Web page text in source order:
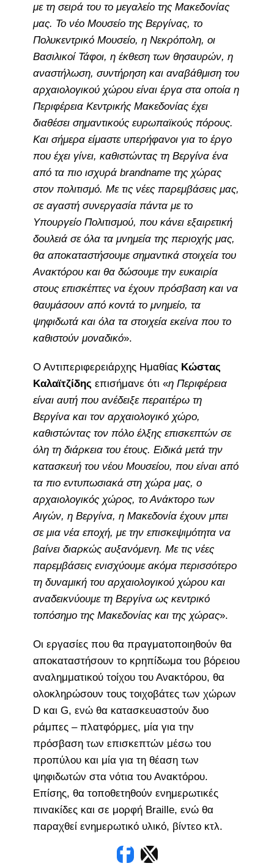
με τη σειρά του το μεγαλείο της Μακεδονίας
μας. Το νέο Μουσείο της Βεργίνας, το
Πολυκεντρικό Μουσείο, η Νεκρόπολη, οι
Βασιλικοί Τάφοι, η έκθεση των θησαυρών, η
αναστήλωση, συντήρηση και αναβάθμιση του
αρχαιολογικού χώρου είναι έργα στα οποία η
Περιφέρεια Κεντρικής Μακεδονίας έχει
διαθέσει σημαντικούς ευρωπαϊκούς πόρους.
Και σήμερα είμαστε υπερήφανοι για το έργο
που έχει γίνει, καθιστώντας τη Βεργίνα ένα
από τα πιο ισχυρά brandname της χώρας
στον πολιτισμό. Με τις νέες παρεμβάσεις μας,
σε αγαστή συνεργασία πάντα με το
Υπουργείο Πολιτισμού, που κάνει εξαιρετική
δουλειά σε όλα τα μνημεία της περιοχής μας,
θα αποκαταστήσουμε σημαντικά στοιχεία του
Ανακτόρου και θα δώσουμε την ευκαιρία
στους επισκέπτες να έχουν πρόσβαση και να
θαυμάσουν από κοντά το μνημείο, τα
ψηφιδωτά και όλα τα στοιχεία εκείνα που το
καθιστούν μοναδικό».
Ο Αντιπεριφερειάρχης Ημαθίας Κώστας
Καλαϊτζίδης επισήμανε ότι «η Περιφέρεια
είναι αυτή που ανέδειξε περαιτέρω τη
Βεργίνα και τον αρχαιολογικό χώρο,
καθιστώντας τον πόλο έλξης επισκεπτών σε
όλη τη διάρκεια του έτους. Ειδικά μετά την
κατασκευή του νέου Μουσείου, που είναι από
τα πιο εντυπωσιακά στη χώρα μας, ο
αρχαιολογικός χώρος, το Ανάκτορο των
Αιγών, η Βεργίνα, η Μακεδονία έχουν μπει
σε μια νέα εποχή, με την επισκεψιμότητα να
βαίνει διαρκώς αυξανόμενη. Με τις νέες
παρεμβάσεις ενισχύουμε ακόμα περισσότερο
τη δυναμική του αρχαιολογικού χώρου και
αναδεικνύουμε τη Βεργίνα ως κεντρικό
τοπόσημο της Μακεδονίας και της χώρας».
Οι εργασίες που θα πραγματοποιηθούν θα
αποκαταστήσουν το κρηπίδωμα του βόρειου
αναλημματικού τοίχου του Ανακτόρου, θα
ολοκληρώσουν τους τοιχοβάτες των χώρων
D και G, ενώ θα κατασκευαστούν δυο
ράμπες – πλατφόρμες, μία για την
πρόσβαση των επισκεπτών μέσω του
προπύλου και μία για τη θέαση των
ψηφιδωτών στα νότια του Ανακτόρου.
Επίσης, θα τοποθετηθούν ενημερωτικές
πινακίδες και σε μορφή Braille, ενώ θα
παραχθεί ενημερωτικό υλικό, βίντεο κτλ.